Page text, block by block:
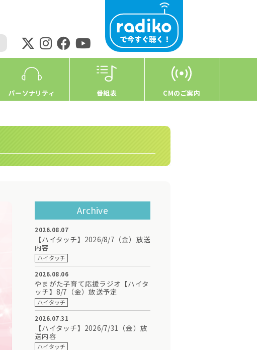
パーソナリティ 番組表 CMのご案内
Archive
2026.08.07
【ハイタッチ】2026/8/7（金）放送
内容
ハイタッチ
2026.08.06
やまがた子育て応援ラジオ【ハイタ
ッチ】8/7（金）放送予定
ハイタッチ
2026.07.31
【ハイタッチ】2026/7/31（金）放
送内容
ハイタッチ